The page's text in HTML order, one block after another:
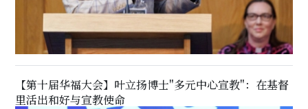
【第十届华福大会】叶立扬博士"多元中心宣教"：在基督
里活出和好与宣教使命